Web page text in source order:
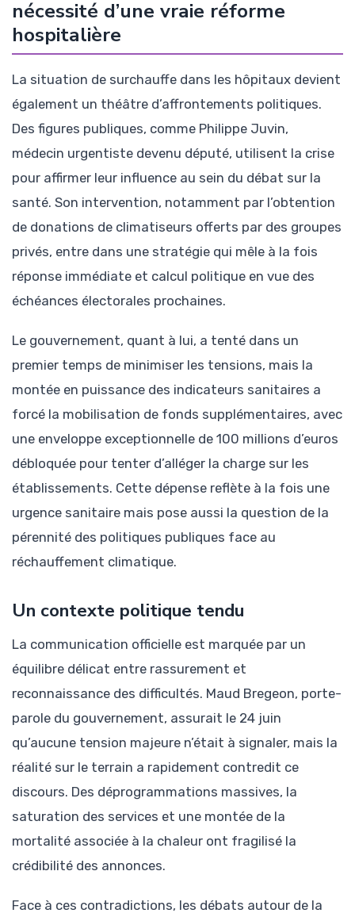
nécessité d’une vraie réforme
hospitalière
La situation de surchauffe dans les hôpitaux devient
également un théâtre d’affrontements politiques.
Des figures publiques, comme Philippe Juvin,
médecin urgentiste devenu député, utilisent la crise
pour affirmer leur influence au sein du débat sur la
santé. Son intervention, notamment par l’obtention
de donations de climatiseurs offerts par des groupes
privés, entre dans une stratégie qui mêle à la fois
réponse immédiate et calcul politique en vue des
échéances électorales prochaines.
Le gouvernement, quant à lui, a tenté dans un
premier temps de minimiser les tensions, mais la
montée en puissance des indicateurs sanitaires a
forcé la mobilisation de fonds supplémentaires, avec
une enveloppe exceptionnelle de 100 millions d’euros
débloquée pour tenter d’alléger la charge sur les
établissements. Cette dépense reflète à la fois une
urgence sanitaire mais pose aussi la question de la
pérennité des politiques publiques face au
réchauffement climatique.
Un contexte politique tendu
La communication officielle est marquée par un
équilibre délicat entre rassurement et
reconnaissance des difficultés. Maud Bregeon, porte-
parole du gouvernement, assurait le 24 juin
qu’aucune tension majeure n’était à signaler, mais la
réalité sur le terrain a rapidement contredit ce
discours. Des déprogrammations massives, la
saturation des services et une montée de la
mortalité associée à la chaleur ont fragilisé la
crédibilité des annonces.
Face à ces contradictions, les débats autour de la